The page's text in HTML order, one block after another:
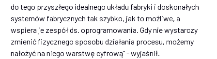
do tego przyszłego idealnego układu fabryki i doskonałych
systemów fabrycznych tak szybko, jak to możliwe, a
wspiera je zespół ds. oprogramowania. Gdy nie wystarczy
zmienić fizycznego sposobu działania procesu, możemy
nałożyć na niego warstwę cyfrową" - wyjaśnił.